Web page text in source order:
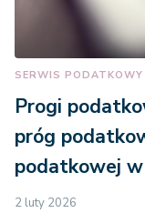
SERWIS PODATKOWY
Progi
próg
podatkowej
2 luty 2026